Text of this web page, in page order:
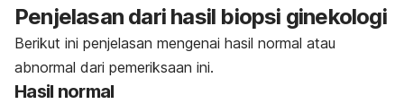
Penjelasan dari hasil biopsi ginekologi
Berikut ini penjelasan mengenai hasil normal atau
abnormal dari pemeriksaan ini.
Hasil normal